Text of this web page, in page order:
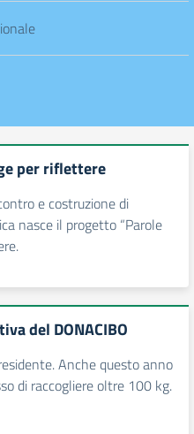
per riflettere
e costruzione di
nasce il progetto “Parole
del DONACIBO
Anche questo anno
di raccogliere oltre 100 kg.